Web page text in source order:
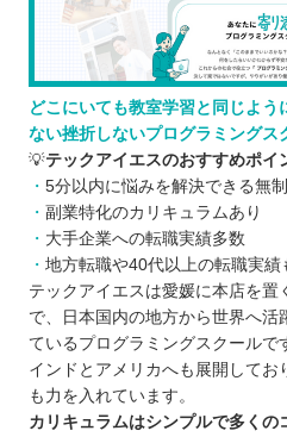
どこにいても教室学習と同じよう
ない挫折しないプログラミングス
💡テックアイエスのおすすめポイ
5分以内に悩みを解決できる無
副業特化のカリキュラムあり
大手企業への転職実績多数
地方転職や40代以上の転職実績
テックアイエスは愛媛に本店を置
で、日本国内の地方から世界へ活
ているプログラミングスクールで
インドとアメリカへも展開してお
も力を入れています。
カリキュラムはシンプルで多くの